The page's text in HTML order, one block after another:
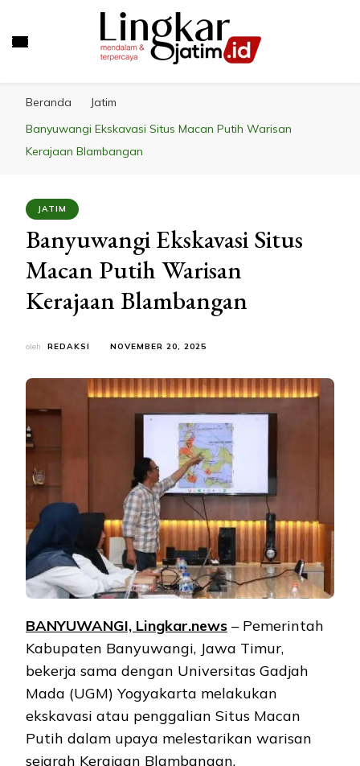
Beranda
Jatim
Banyuwangi Ekskavasi Situs Macan Putih Warisan
Kerajaan Blambangan
JATIM
Banyuwangi Ekskavasi Situs
Macan Putih Warisan
Kerajaan Blambangan
oleh REDAKSI NOVEMBER 20, 2025
BANYUWANGI, Lingkar.news – Pemerintah
Kabupaten Banyuwangi, Jawa Timur,
bekerja sama dengan Universitas Gadjah
Mada (UGM) Yogyakarta melakukan
ekskavasi atau penggalian Situs Macan
Putih dalam upaya melestarikan warisan
sejarah Kerajaan Blambangan.